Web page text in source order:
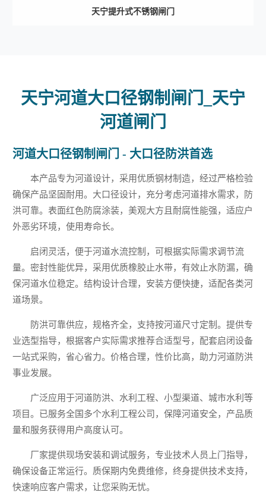
天宁提升式不锈钢闸门
天宁河道大口径钢制闸门_天宁
河道闸门
河道大口径钢制闸门 - 大口径防洪首选
本产品专为河道设计，采用优质钢材制造，经过严格检验
确保产品坚固耐用。大口径设计，充分考虑河道排水需求，防
洪可靠。表面红色防腐涂装，美观大方且耐腐性能强，适应户
外恶劣环境，使用寿命长。
启闭灵活，便于河道水流控制，可根据实际需求调节流
量。密封性能优异，采用优质橡胶止水带，有效止水防漏，确
保河道水位稳定。结构设计合理，安装方便快捷，适配各类河
道场景。
防洪可靠供应，规格齐全，支持按河道尺寸定制。提供专
业选型指导，根据客户实际需求推荐合适型号，配套启闭设备
一站式采购，省心省力。价格合理，性价比高，助力河道防洪
事业发展。
广泛应用于河道防洪、水利工程、小型渠道、城市水利等
项目。已服务全国多个水利工程公司，保障河道安全，产品质
量和服务获得用户高度认可。
厂家提供现场安装和调试服务，专业技术人员上门指导，
确保设备正常运行。质保期内免费维修，终身提供技术支持，
快速响应客户需求，让您采购无忧。